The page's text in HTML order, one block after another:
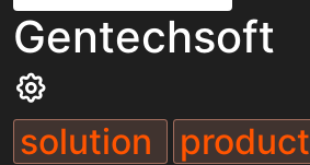
Gentechsoft
solution product